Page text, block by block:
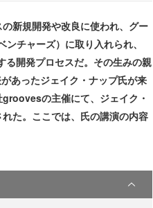
新規開発や改良に使われ、グー
チャーズ）に取り入れられ、
開発プロセスだ。その生みの親
あったジェイク・ナップ氏が来
の主催にて、ジェイク・
た。ここでは、氏の講演の内容